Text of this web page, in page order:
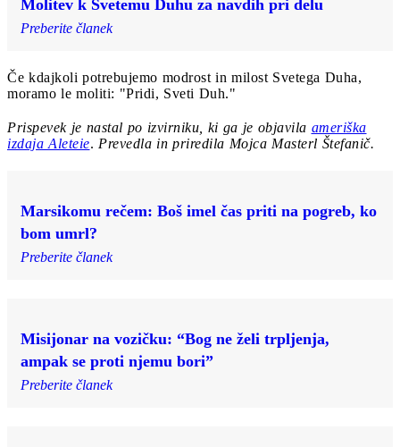
Molitev k Svetemu Duhu za navdih pri delu
Preberite članek
Če kdajkoli potrebujemo modrost in milost Svetega Duha,
moramo le moliti: "Pridi, Sveti Duh."
Prispevek je nastal po izvirniku, ki ga je objavila ameriška
izdaja Aleteie. Prevedla in priredila Mojca Masterl Štefanič.
Marsikomu rečem: Boš imel čas priti na pogreb, ko
bom umrl?
Preberite članek
Misijonar na vozičku: “Bog ne želi trpljenja,
ampak se proti njemu bori”
Preberite članek